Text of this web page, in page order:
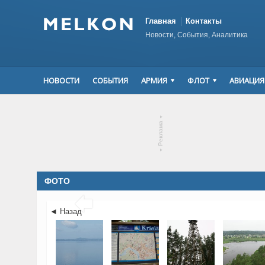
Главная Контакты
Новости, События, Аналитика
НОВОСТИ СОБЫТИЯ АРМИЯ ФЛОТ АВИАЦИЯ
▾
Реклама
▾
ФОТО

◄ Назад